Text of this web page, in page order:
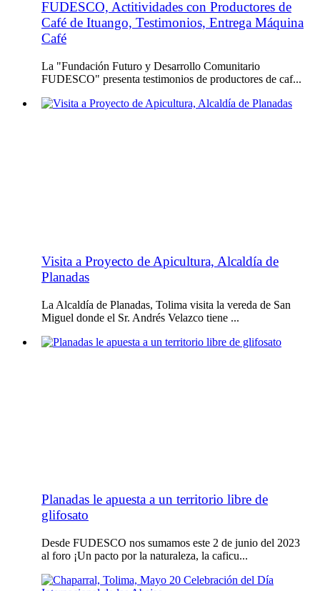
FUDESCO, Actitividades con Productores de
Café de Ituango, Testimonios, Entrega Máquina
Café
La "Fundación Futuro y Desarrollo Comunitario
FUDESCO" presenta testimonios de productores de caf...
Visita a Proyecto de Apicultura, Alcaldía de
Planadas
La Alcaldía de Planadas, Tolima visita la vereda de San
Miguel donde el Sr. Andrés Velazco tiene ...
Planadas le apuesta a un territorio libre de
glifosato
Desde FUDESCO nos sumamos este 2 de junio del 2023
al foro ¡Un pacto por la naturaleza, la caficu...